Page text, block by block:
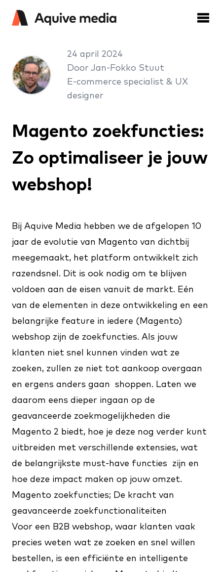
24 april 2024
Door Jan-Fokko Stuut
E-commerce specialist & UX
designer
Magento zoekfuncties:
Zo optimaliseer je jouw
webshop!
Bij Aquive Media hebben we de afgelopen 10
jaar de evolutie van Magento van dichtbij
meegemaakt, het platform ontwikkelt zich
razendsnel. Dit is ook nodig om te blijven
voldoen aan de eisen vanuit de markt. Eén
van de elementen in deze ontwikkeling en een
belangrijke feature in iedere (Magento)
webshop zijn de zoekfuncties. Als jouw
klanten niet snel kunnen vinden wat ze
zoeken, zullen ze niet tot aankoop overgaan
en ergens anders gaan shoppen. Laten we
daarom eens dieper ingaan op de
geavanceerde zoekmogelijkheden die
Magento 2 biedt, hoe je deze nog verder kunt
uitbreiden met verschillende extensies, wat
de belangrijkste must-have functies zijn en
hoe deze impact maken op jouw omzet.
Magento zoekfuncties; De kracht van
geavanceerde zoekfunctionaliteiten
Voor een B2B webshop, waar klanten vaak
precies weten wat ze zoeken en snel willen
bestellen, is een efficiënte en intelligente